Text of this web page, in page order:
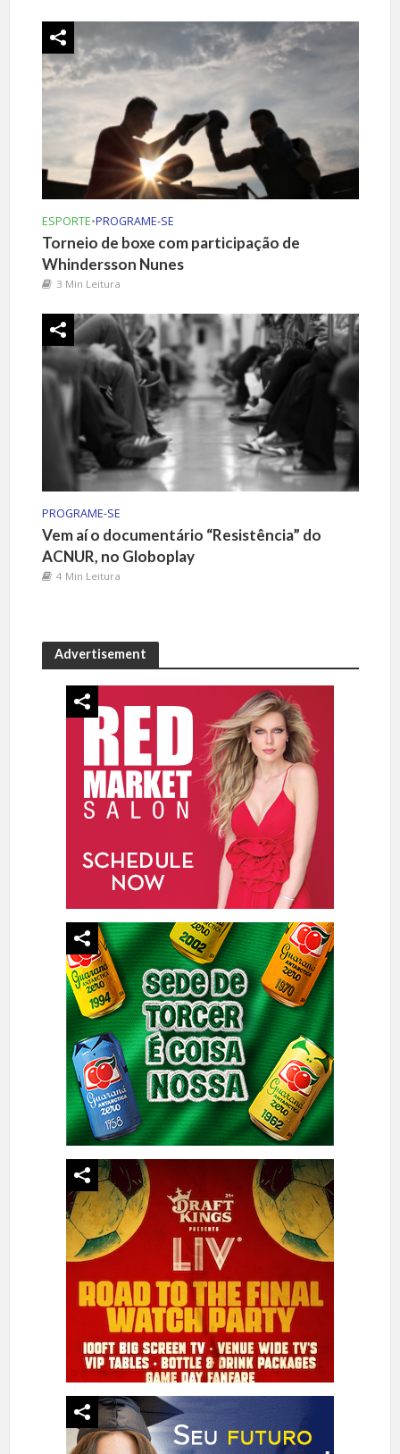
ESPORTE•PROGRAME-SE
Torneio de boxe com participação de
Whindersson Nunes
3 Min Leitura
PROGRAME-SE
Vem aí o documentário “Resistência” do
ACNUR, no Globoplay
4 Min Leitura
Advertisement